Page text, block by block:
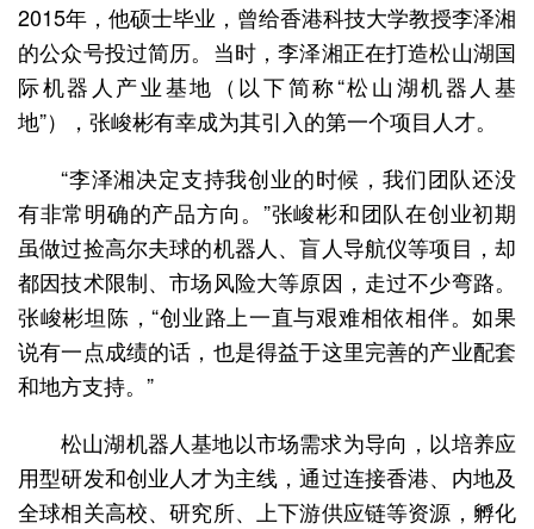
2015年，他硕士毕业，曾给香港科技大学教授李泽湘
的公众号投过简历。当时，李泽湘正在打造松山湖国
际机器人产业基地（以下简称“松山湖机器人基
地”），张峻彬有幸成为其引入的第一个项目人才。
“李泽湘决定支持我创业的时候，我们团队还没
有非常明确的产品方向。”张峻彬和团队在创业初期
虽做过捡高尔夫球的机器人、盲人导航仪等项目，却
都因技术限制、市场风险大等原因，走过不少弯路。
张峻彬坦陈，“创业路上一直与艰难相依相伴。如果
说有一点成绩的话，也是得益于这里完善的产业配套
和地方支持。”
松山湖机器人基地以市场需求为导向，以培养应
用型研发和创业人才为主线，通过连接香港、内地及
全球相关高校、研究所、上下游供应链等资源，孵化